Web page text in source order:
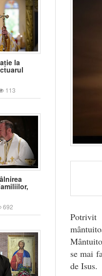
la
113
692
Potrivit
se mai
de Isus.